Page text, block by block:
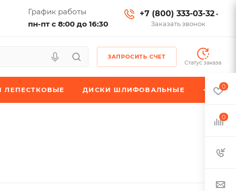
График работы
пн-пт с 8:00 до 16:30
+7 (800) 333-03-32
Заказать звонок
ЗАПРОСИТЬ СЧЕТ
Статус заказа
ЛЕПЕСТКОВЫЕ ДИСКИ ШЛИФОВАЛЬНЫЕ 0
0